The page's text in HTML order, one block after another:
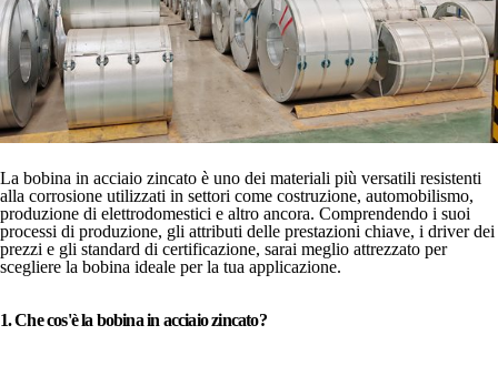
La bobina in acciaio zincato è uno dei materiali più versatili resistenti
alla corrosione utilizzati in settori come costruzione, automobilismo,
produzione di elettrodomestici e altro ancora. Comprendendo i suoi
processi di produzione, gli attributi delle prestazioni chiave, i driver dei
prezzi e gli standard di certificazione, sarai meglio attrezzato per
scegliere la bobina ideale per la tua applicazione.
1. Che cos'è la bobina in acciaio zincato?